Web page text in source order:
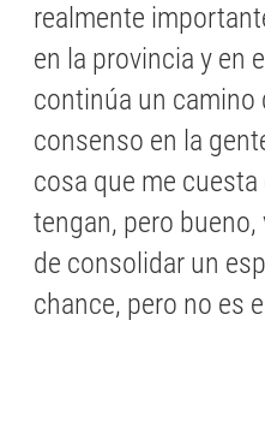
realmente
en la provincia y en
continúa un camino
consenso en la
cosa que me
tengan, pero
de consolidar un
chance, pero no es